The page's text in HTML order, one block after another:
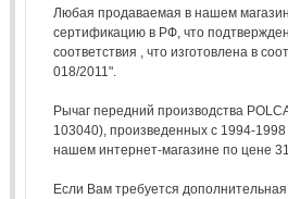
Любая продаваемая в нашем
сертификацию в РФ, что
соответствия , что изготовлена в
018/2011".
Рычаг передний производства
103040), произведенных с 1994-1998
нашем интернет-магазине по цене
Если Вам требуется